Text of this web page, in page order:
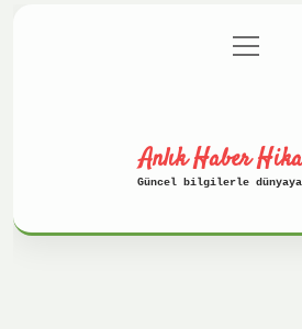
Gizlilik
menüyü
aç
Anlık Haber
Güncel bilgilerle